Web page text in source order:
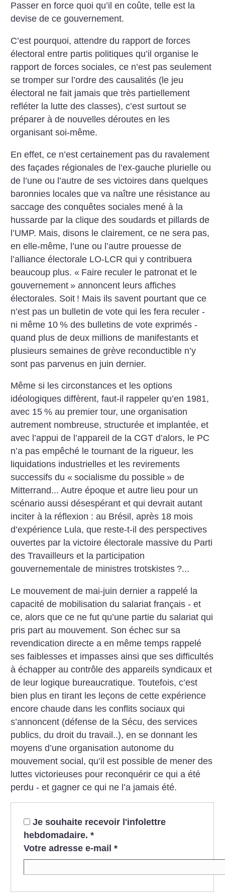
Passer en force quoi qu’il en coûte, telle est la
devise de ce gouvernement.
C’est pourquoi, attendre du rapport de forces
électoral entre partis politiques qu’il organise le
rapport de forces sociales, ce n’est pas seulement
se tromper sur l’ordre des causalités (le jeu
électoral ne fait jamais que très partiellement
refléter la lutte des classes), c’est surtout se
préparer à de nouvelles déroutes en les
organisant soi-même.
En effet, ce n’est certainement pas du ravalement
des façades régionales de l’ex-gauche plurielle ou
de l’une ou l’autre de ses victoires dans quelques
baronnies locales que va naître une résistance au
saccage des conquêtes sociales mené à la
hussarde par la clique des soudards et pillards de
l’UMP. Mais, disons le clairement, ce ne sera pas,
en elle-même, l’une ou l’autre prouesse de
l’alliance électorale LO-LCR qui y contribuera
beaucoup plus. « Faire reculer le patronat et le
gouvernement » annoncent leurs affiches
électorales. Soit ! Mais ils savent pourtant que ce
n’est pas un bulletin de vote qui les fera reculer -
ni même 10 % des bulletins de vote exprimés -
quand plus de deux millions de manifestants et
plusieurs semaines de grève reconductible n’y
sont pas parvenus en juin dernier.
Même si les circonstances et les options
idéologiques diffèrent, faut-il rappeler qu’en 1981,
avec 15 % au premier tour, une organisation
autrement nombreuse, structurée et implantée, et
avec l’appui de l’appareil de la CGT d’alors, le PC
n’a pas empêché le tournant de la rigueur, les
liquidations industrielles et les revirements
successifs du « socialisme du possible » de
Mitterrand... Autre époque et autre lieu pour un
scénario aussi désespérant et qui devrait autant
inciter à la réflexion : au Brésil, après 18 mois
d’expérience Lula, que reste-t-il des perspectives
ouvertes par la victoire électorale massive du Parti
des Travailleurs et la participation
gouvernementale de ministres trotskistes ?...
Le mouvement de mai-juin dernier a rappelé la
capacité de mobilisation du salariat français - et
ce, alors que ce ne fut qu’une partie du salariat qui
pris part au mouvement. Son échec sur sa
revendication directe a en même temps rappelé
ses faiblesses et impasses ainsi que ses difficultés
à échapper au contrôle des appareils syndicaux et
de leur logique bureaucratique. Toutefois, c’est
bien plus en tirant les leçons de cette expérience
encore chaude dans les conflits sociaux qui
s’annoncent (défense de la Sécu, des services
publics, du droit du travail..), en se donnant les
moyens d’une organisation autonome du
mouvement social, qu’il est possible de mener des
luttes victorieuses pour reconquérir ce qui a été
perdu - et gagner ce qui ne l’a jamais été.
Je souhaite recevoir l'infolettre
hebdomadaire. *
Votre adresse e-mail *